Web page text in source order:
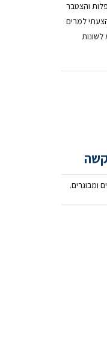
והצטבר
למרים
קשה
ומבוגרים.